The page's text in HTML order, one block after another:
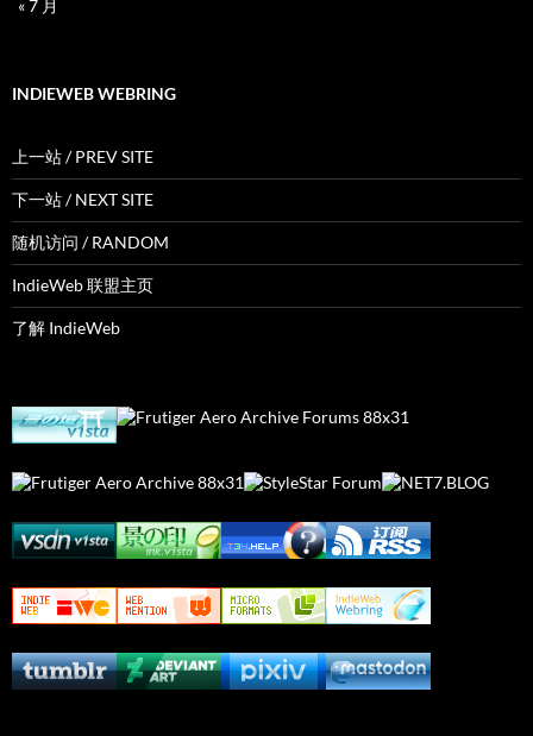
« 7 月
INDIEWEB WEBRING
上一站 / PREV SITE
下一站 / NEXT SITE
随机访问 / RANDOM
IndieWeb 联盟主页
了解 IndieWeb